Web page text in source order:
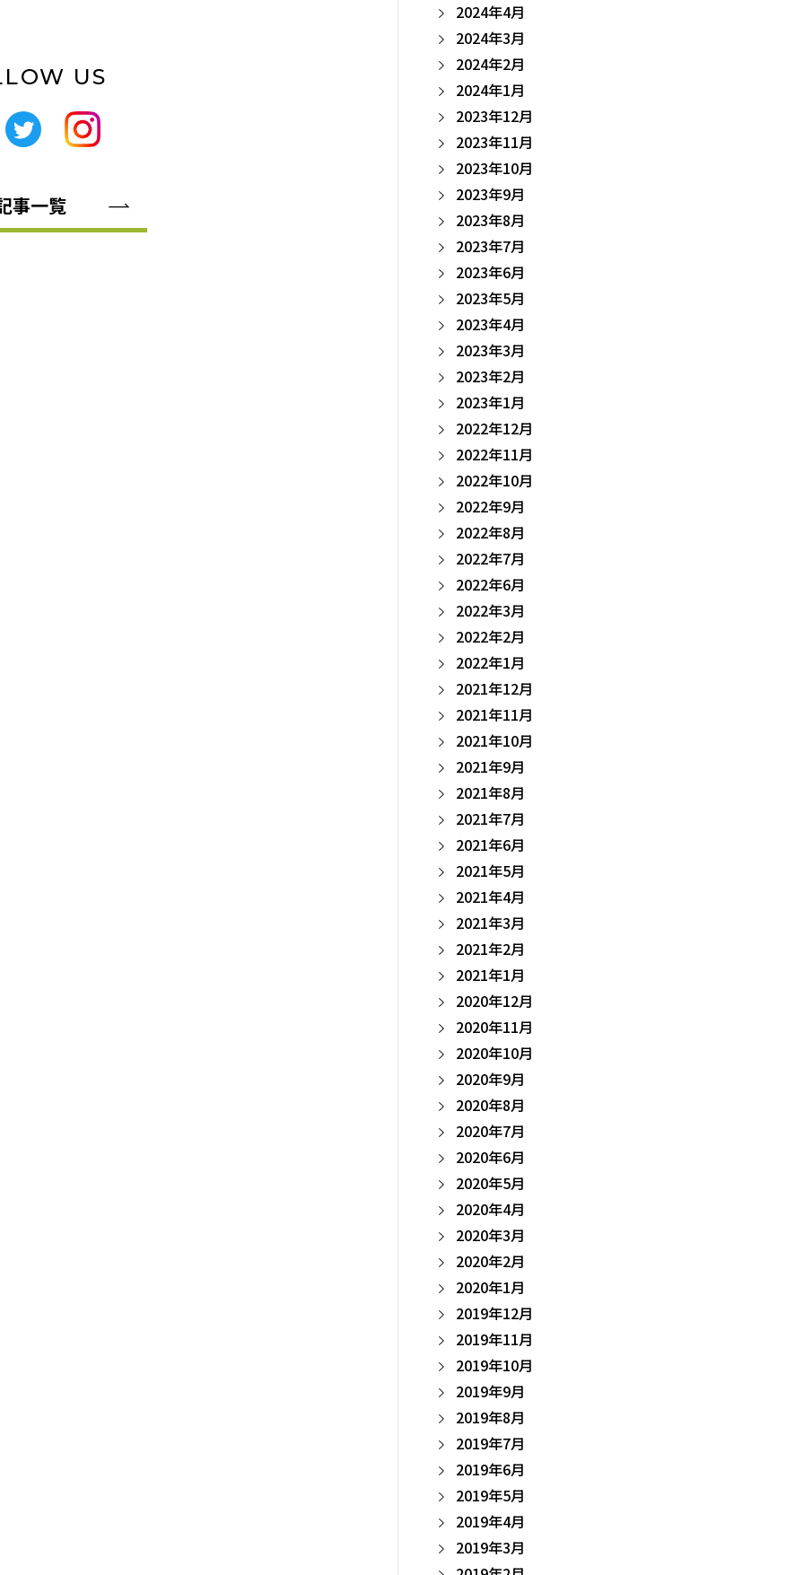
US
事一覧
2024年4月
2024年3月
2024年2月
2024年1月
2023年12月
2023年11月
2023年10月
2023年9月
2023年8月
2023年7月
2023年6月
2023年5月
2023年4月
2023年3月
2023年2月
2023年1月
2022年12月
2022年11月
2022年10月
2022年9月
2022年8月
2022年7月
2022年6月
2022年3月
2022年2月
2022年1月
2021年12月
2021年11月
2021年10月
2021年9月
2021年8月
2021年7月
2021年6月
2021年5月
2021年4月
2021年3月
2021年2月
2021年1月
2020年12月
2020年11月
2020年10月
2020年9月
2020年8月
2020年7月
2020年6月
2020年5月
2020年4月
2020年3月
2020年2月
2020年1月
2019年12月
2019年11月
2019年10月
2019年9月
2019年8月
2019年7月
2019年6月
2019年5月
2019年4月
2019年3月